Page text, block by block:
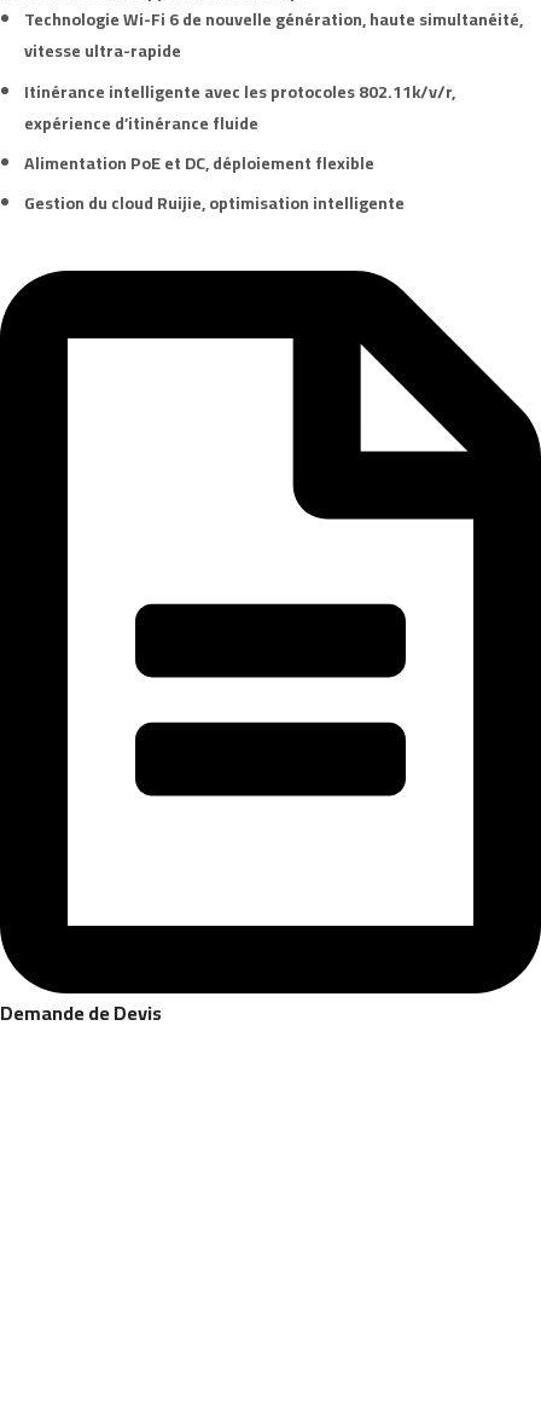
TechnologieWi-Fi 6de nouvelle génération, haute simultanéité,
vitesse ultra-rapide
Itinérance intelligente avec les protocoles802.11k/v/r,
expérience d’itinérance fluide
AlimentationPoEet DC, déploiement flexible
Gestion du cloud Ruijie, optimisation intelligente
Demande de Devis